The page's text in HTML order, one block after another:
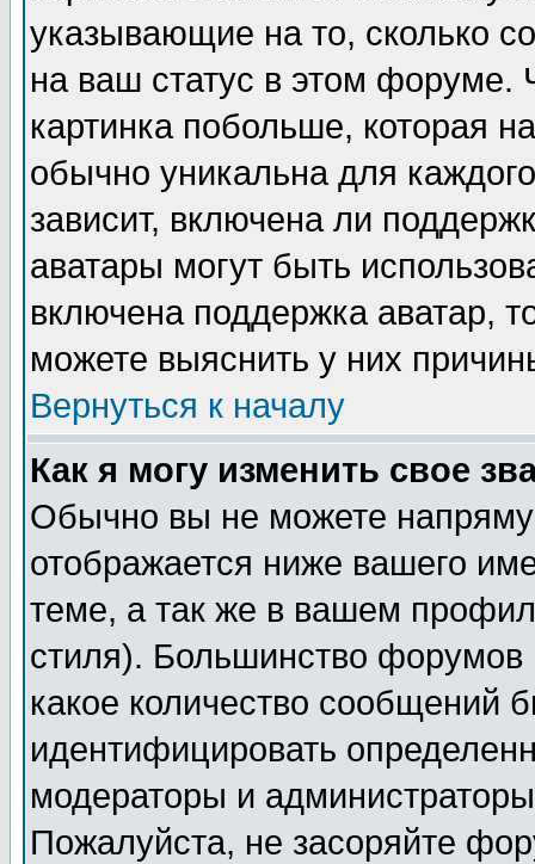
указывающие на то, сколько
на ваш статус в этом форуме.
картинка побольше, которая
обычно уникальна для
зависит, включена ли
аватары могут быть
включена поддержка аватар,
можете выяснить у них
Вернуться к началу
Как я могу изменить свое
Обычно вы не можете
отображается ниже вашего
теме, а так же в вашем
стиля). Большинство форумов
какое количество сообщений
идентифицировать
модераторы и
Пожалуйста, не засоряйте